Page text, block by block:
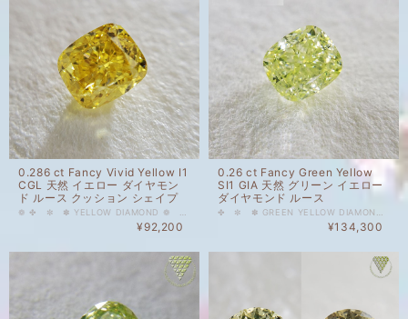
0.286 ct Fancy Vivid Yellow I1
CGL 天然 イエロー ダイヤモン
ド ルース クッション シェイプ
¥92,200
0.26 ct Fancy Green Yellow
SI1 GIA 天然 グリーン イエロー
ダイヤモンド ルース
¥134,300